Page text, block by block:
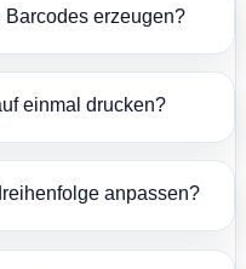
erzeugen?
einmal drucken?
anpassen?